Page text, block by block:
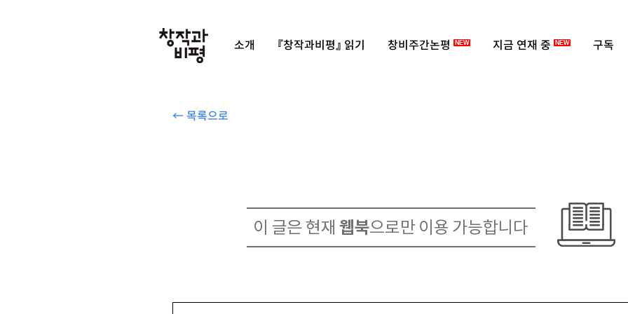
소개 『창작과비평』 읽기 창비주간논평 NEW 지금 연재 중 NEW 구독
← 목록으로